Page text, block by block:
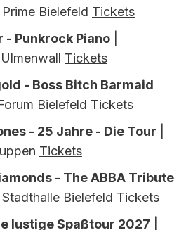
Prime Bielefeld Tickets
- Punkrock Piano
Tickets
- Boss Bitch Barmaid
Bielefeld Tickets
- 25 Jahre - Die Tour
Tickets
- The ABBA Tribute
Stadthalle Bielefeld Tickets
lustige Spaßtour 2027